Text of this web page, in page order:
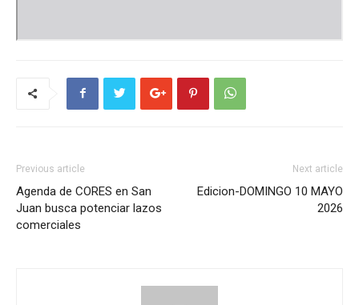
Previous article
Agenda de CORES en San
Juan busca potenciar lazos
comerciales
Next article
Edicion-DOMINGO 10 MAYO
2026